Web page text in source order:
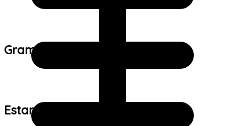
Gramatura do tecido:
Estampa: